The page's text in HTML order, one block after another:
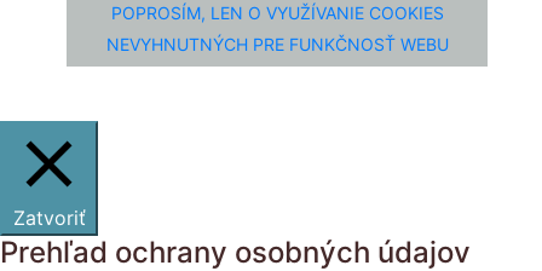
POPROSÍM, LEN O VYUŽÍVANIE COOKIES
NEVYHNUTNÝCH PRE FUNKČNOSŤ WEBU
Zatvoriť
Prehľad ochrany osobných údajov